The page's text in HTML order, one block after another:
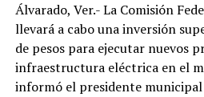
Álvarado, Ver.- La Comisión
llevará a cabo una inversión
de pesos para ejecutar nuevos
infraestructura eléctrica en el
informó el presidente